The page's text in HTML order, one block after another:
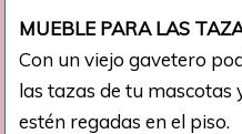
MUEBLE PARA LAS
Con un viejo gavetero
las tazas de tu mascotas
estén regadas en el piso.